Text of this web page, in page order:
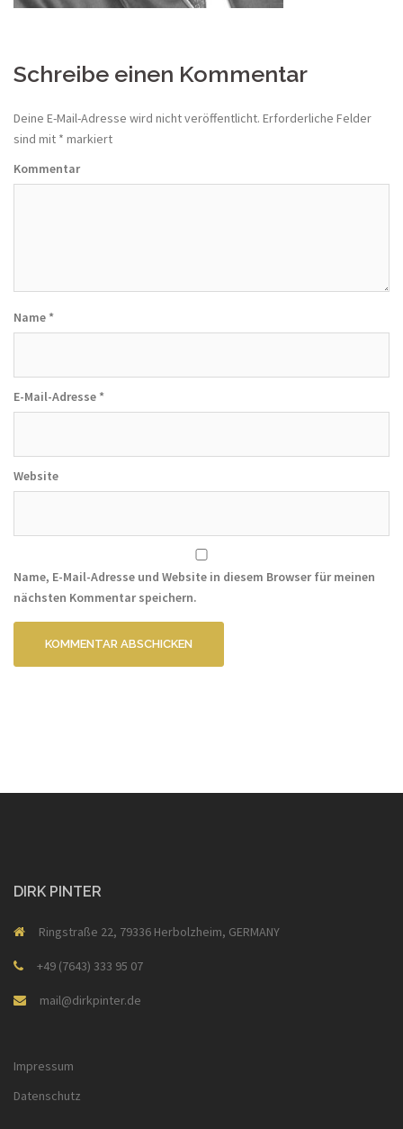
Schreibe einen Kommentar
Deine E-Mail-Adresse wird nicht veröffentlicht. Erforderliche Felder
sind mit * markiert
Kommentar
Name *
E-Mail-Adresse *
Website
Name, E-Mail-Adresse und Website in diesem Browser für meinen
nächsten Kommentar speichern.
DIRK PINTER
Ringstraße 22, 79336 Herbolzheim, GERMANY
+49 (7643) 333 95 07
mail@dirkpinter.de
Impressum
Datenschutz